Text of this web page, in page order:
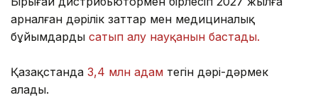
арналған дәрілік заттар мен медициналық
бұйымдарды сатып алу науқанын бастады.
Қазақстанда 3,4 млн адам тегін дәрі-дәрмек
алады.